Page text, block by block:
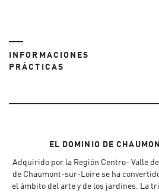
INFORMACIONES
PRÁCTICAS
EL DOMINIO DE
Adquirido por la Región Centro- Valle
de Chaumont-sur-Loire se ha
el ámbito del arte y de los jardines. La